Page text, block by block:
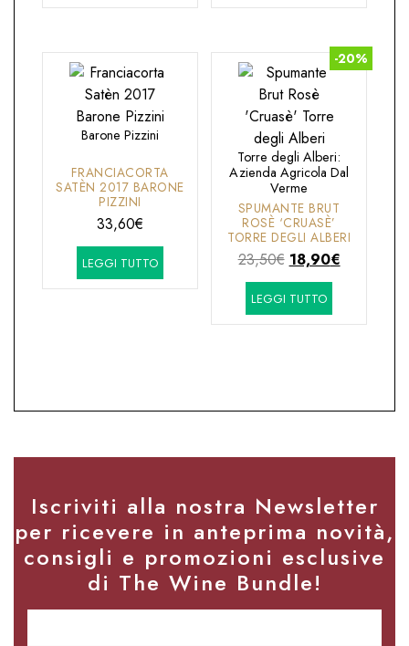
era:
è:
era:
è:
Barone Pizzini
FRANCIACORTA
SATÈN 2017 BARONE
PIZZINI
33,60€
LEGGI TUTTO
-20%
Torre degli Alberi:
Azienda Agricola Dal
Verme
SPUMANTE BRUT
ROSÈ ‘CRUASÈ’
TORRE DEGLI ALBERI
23,50€ Il
prezzo
originale
era:
18,90€Il
è:
LEGGI TUTTO
Iscriviti alla nostra Newsletter
per ricevere in anteprima novità,
consigli e promozioni esclusive
di The Wine Bundle!